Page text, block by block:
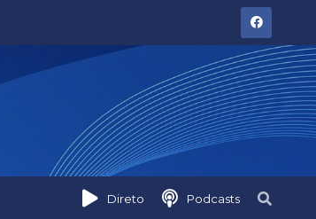
Direto Podcasts